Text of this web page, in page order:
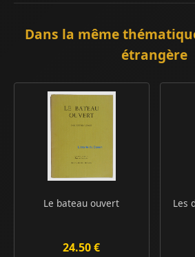
Dans la même
étrangère
Le bateau ouvert
24.50 €
Les